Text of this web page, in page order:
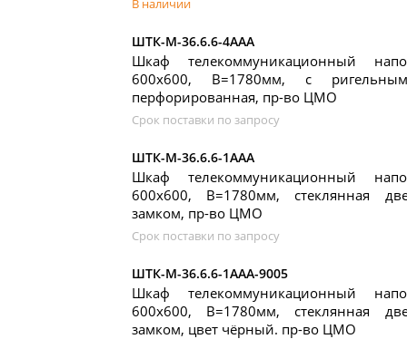
В наличии
ШТК-М-36.6.6-4ААА
Шкаф телекоммуникационный
600x600, В=1780мм, с
перфорированная, пр-во ЦМО
Срок поставки по запросу
ШТК-М-36.6.6-1ААА
Шкаф телекоммуникационный
600x600, В=1780мм, стеклянная
замком, пр-во ЦМО
Срок поставки по запросу
ШТК-М-36.6.6-1ААА-9005
Шкаф телекоммуникационный
600x600, В=1780мм, стеклянная
замком, цвет чёрный. пр-во ЦМО